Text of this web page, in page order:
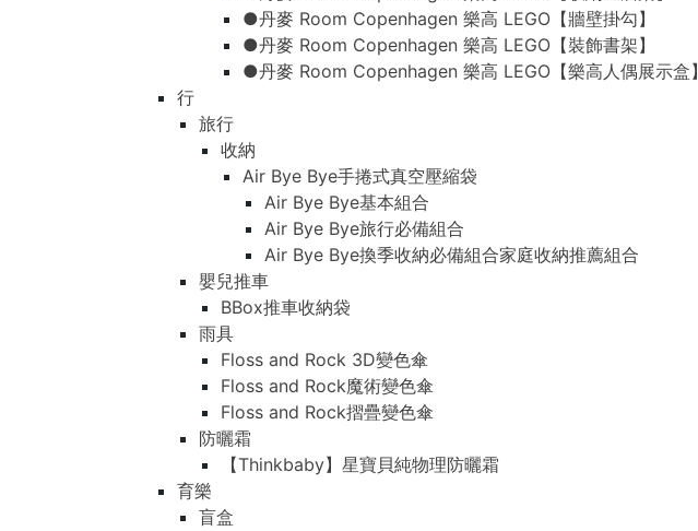
●丹麥 Room Copenhagen 樂高 LEGO【牆壁掛勾】
●丹麥 Room Copenhagen 樂高 LEGO【裝飾書架】
●丹麥 Room Copenhagen 樂高 LEGO【樂高人偶展示盒】
行
旅行
收納
Air Bye Bye手捲式真空壓縮袋
Air Bye Bye基本組合
Air Bye Bye旅行必備組合
Air Bye Bye換季收納必備組合家庭收納推薦組合
嬰兒推車
BBox推車收納袋
雨具
Floss and Rock 3D變色傘
Floss and Rock魔術變色傘
Floss and Rock摺疊變色傘
防曬霜
【Thinkbaby】星寶貝純物理防曬霜
育樂
盲盒